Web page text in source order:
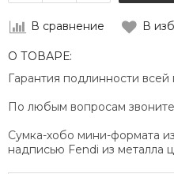
В сравнение В
О ТОВАРЕ:
Гарантия подлинности
По любым вопросам
Сумка-хобо мини-формата
надписью Fendi из металла